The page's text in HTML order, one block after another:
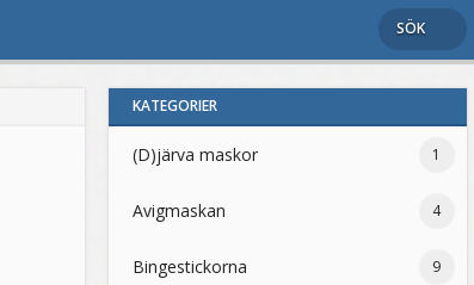
SÖK
KATEGORIER
(D)järva maskor 1
Avigmaskan 4
Bingestickorna 9